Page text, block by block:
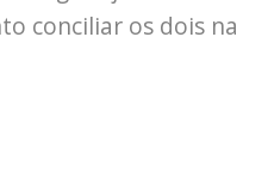
conciliar os dois na